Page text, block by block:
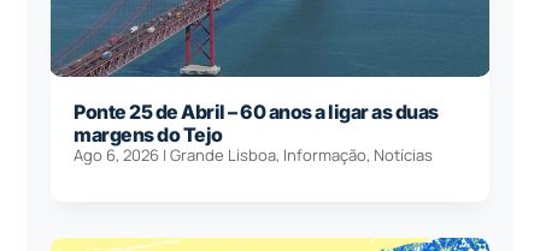
Ponte 25 de Abril – 60 anos a ligar as duas
margens do Tejo
Ago 6, 2026 |Grande Lisboa, Informação, Notícias